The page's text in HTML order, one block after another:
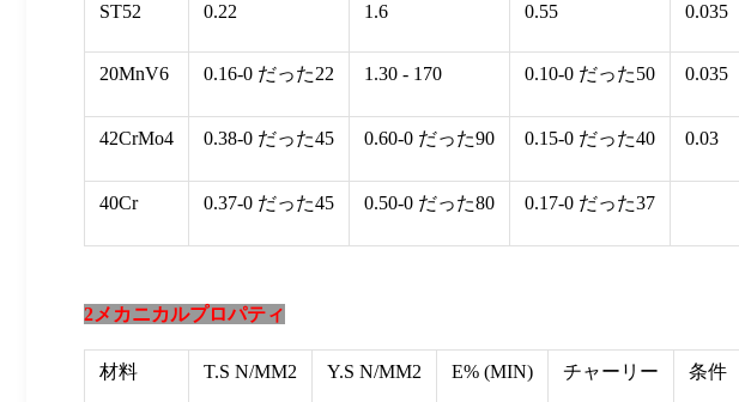
ST52 0.22 1.6 0.55 0.035
20MnV6 0.16-0 だった22 1.30 - 170 0.10-0 だった50 0.035
42CrMo4 0.38-0 だった45 0.60-0 だった90 0.15-0 だった40 0.03
40Cr 0.37-0 だった45 0.50-0 だった80 0.17-0 だった37
2メカニカルプロパティ
材料 T.S N/MM2 Y.S N/MM2 E% (MIN) チャーリー 条件